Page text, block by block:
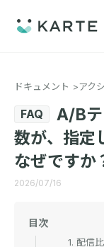
ドキュメント アク
FAQ
A/Bテ
数が、指定
なぜですか
2026/07/16
目次
1. 配信